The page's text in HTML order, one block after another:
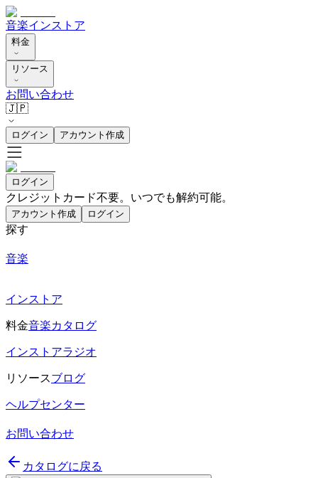
音楽インストア
料金
リソース
お問い合わせ
🇯🇵
ログイン アカウント作成
ログイン
クレジットカード不要。いつでも解約可能。
アカウント作成 ログイン
探す
音楽
インストア
料金音楽カタログ
インストアラジオ
リソースブログ
ヘルプセンター
お問い合わせ
カタログに戻る